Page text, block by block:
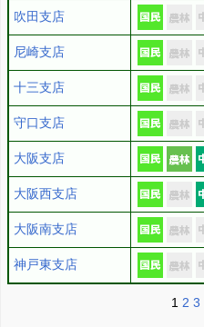
吹田支店
尼崎支店
十三支店
守口支店
大阪支店
大阪西支店
大阪南支店
神戸東支店
1 2 3